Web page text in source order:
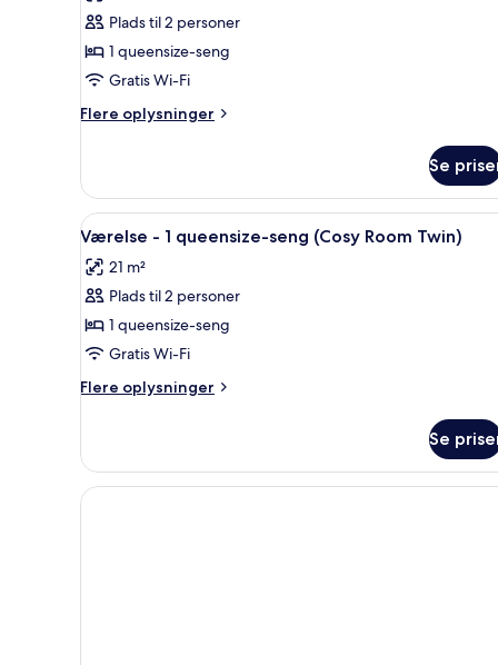
Værelse
(Rubys
Choice)
Plads til 2 personer
1 queensize-seng
Gratis Wi-Fi
Flere oplysninger
Flere
(Rubys
Choice)
Se
Indlæs
alle
billeder
af
Værelse
-
1
queensize-
(Cosy
Room
Twin)
Et hotelværelse med to
4
Værelse - 1 queensize-seng (Cosy Room Twin)
21 m²
Plads til 2 personer
1 queensize-seng
Gratis Wi-Fi
Flere oplysninger
Flere
-
queensize-
Se